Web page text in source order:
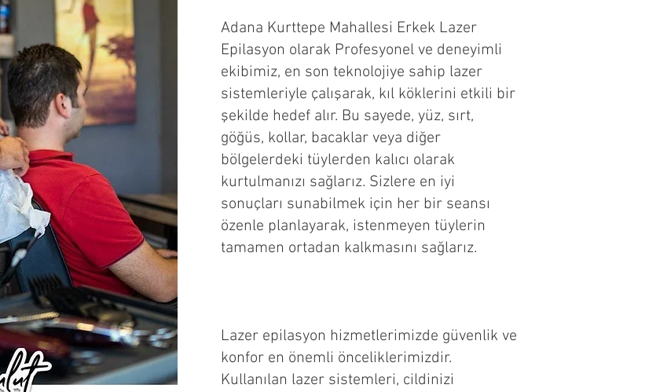
Adana Kurttepe Mahallesi Erkek Lazer
Epilasyon olarak Profesyonel ve deneyimli
ekibimiz, en son teknolojiye sahip lazer
sistemleriyle çalışarak, kıl köklerini etkili bir
şekilde hedef alır. Bu sayede, yüz, sırt,
göğüs, kollar, bacaklar veya diğer
bölgelerdeki tüylerden kalıcı olarak
kurtulmanızı sağlarız. Sizlere en iyi
sonuçları sunabilmek için her bir seansı
özenle planlayarak, istenmeyen tüylerin
tamamen ortadan kalkmasını sağlarız.​
Lazer epilasyon hizmetlerimizde güvenlik ve
konfor en önemli önceliklerimizdir.
Kullanılan lazer sistemleri, cildinizi